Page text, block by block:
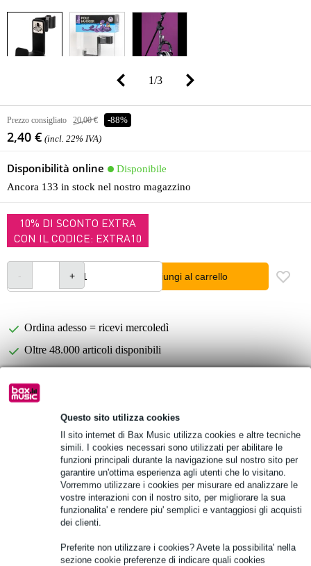
Questo sito utilizza cookies
Il sito internet di Bax Music utilizza cookies e altre tecniche
simili. I cookies necessari sono utilizzati per abilitare le
funzioni principali durante la navigazione sul nostro sito per
garantire un'ottima esperienza agli utenti che lo visitano.
Vorremmo utilizzare i cookies per misurare ed analizzare le
vostre interazioni con il nostro sito, per migliorare la sua
funzionalita' e rendere piu' semplici e vantaggiosi gli acquisti
dei clienti.
Preferite non utilizzare i cookies? Avete la possibilita' nella
sezione cookie preferenze di indicare quali cookies
1/3
Prezzo consigliato 20,00 € -88%
2,40 € (incl. 22% IVA)
Disponibilità online
Disponibile
Ancora 133 in stock nel nostro magazzino
10% DI SCONTO EXTRA
CON IL CODICE: EXTRA10
Aggiungi al carrello
Ordina adesso = ricevi mercoledì
Oltre 48.000 articoli disponibili
Informazioni sul prodotto
Specifiche complete
Vedi anche (1)